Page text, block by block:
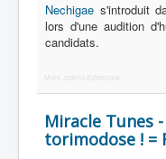
Nechigae s'introduit
lors d'une audition
candidats.
More Joomla Extensions
Miracle Tunes
torimodose ! =